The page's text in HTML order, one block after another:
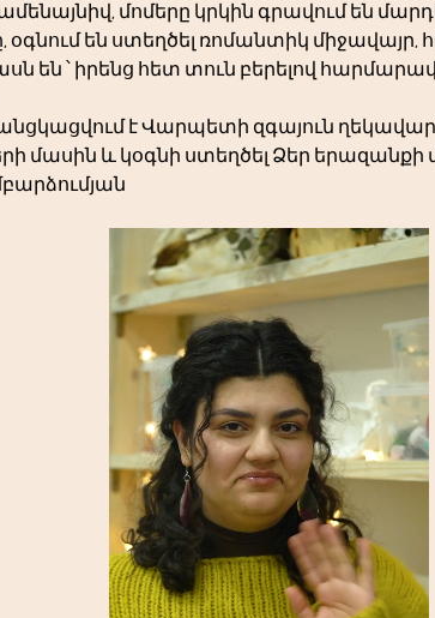
մոմերը կրկին գրավում են
օգնում են ստեղծել ռոմանտիկ
են ՝ իրենց հետ տուն բերելով
է Վարպետի զգայուն
մասին և կօգնի ստեղծել Ձեր երազանքի